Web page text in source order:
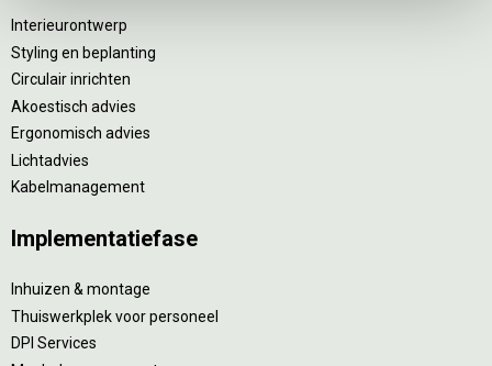
Interieurontwerp
Styling en beplanting
Circulair inrichten
Akoestisch advies
Ergonomisch advies
Lichtadvies
Kabelmanagement
Implementatiefase
Inhuizen & montage
Thuiswerkplek voor personeel
DPI Services